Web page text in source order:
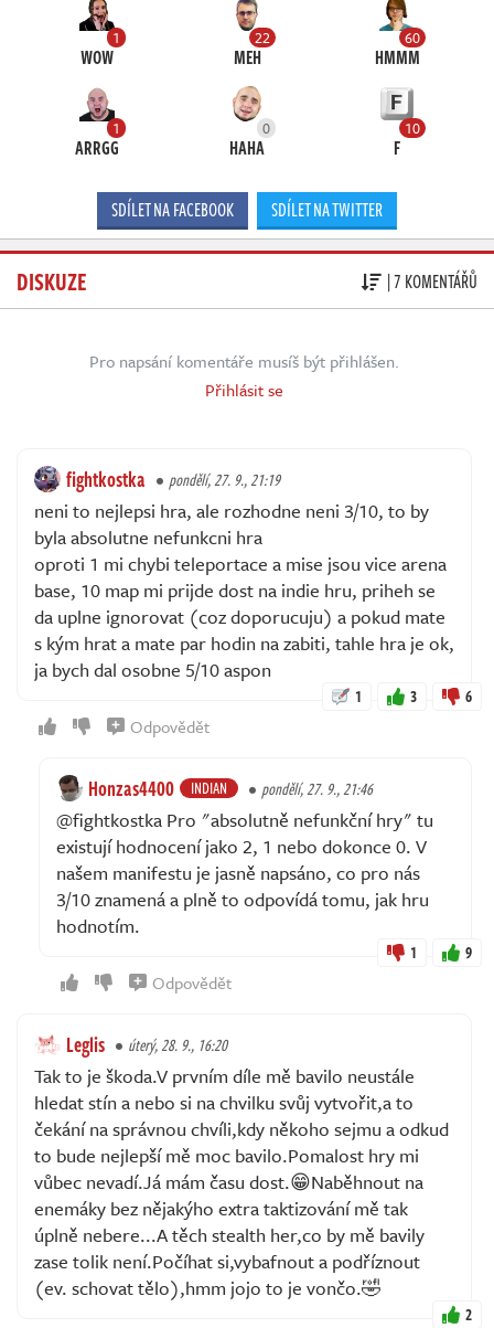
1
WOW
22
MEH
60
HMMM
1
ARRGG
0
HAHA
10
F
SDÍLET NA FACEBOOK SDÍLET NA TWITTER
DISKUZE | 7 KOMENTÁŘŮ
Pro napsání komentáře musíš být přihlášen.
Přihlásit se
fightkostka pondělí, 27. 9., 21:19
neni to nejlepsi hra, ale rozhodne neni 3/10, to by
byla absolutne nefunkcni hra
oproti 1 mi chybi teleportace a mise jsou vice arena
base, 10 map mi prijde dost na indie hru, priheh se
da uplne ignorovat (coz doporucuju) a pokud mate
s kým hrat a mate par hodin na zabiti, tahle hra je ok,
ja bych dal osobne 5/10 aspon
1 3 6
Odpovědět
Honzas4400 INDIAN pondělí, 27. 9., 21:46
@fightkostka Pro "absolutně nefunkční hry" tu
existují hodnocení jako 2, 1 nebo dokonce 0. V
našem manifestu je jasně napsáno, co pro nás
3/10 znamená a plně to odpovídá tomu, jak hru
hodnotím.
1 9
Odpovědět
Leglis úterý, 28. 9., 16:20
Tak to je škoda.V prvním díle mě bavilo neustále
hledat stín a nebo si na chvilku svůj vytvořit,a to
čekání na správnou chvíli,kdy někoho sejmu a odkud
to bude nejlepší mě moc bavilo.Pomalost hry mi
vůbec nevadí.Já mám času dost.😁Naběhnout na
enemáky bez nějakýho extra taktizování mě tak
úplně nebere...A těch stealth her,co by mě bavily
zase tolik není.Počíhat si,vybafnout a podříznout
(ev. schovat tělo),hmm jojo to je vončo.🤣
2